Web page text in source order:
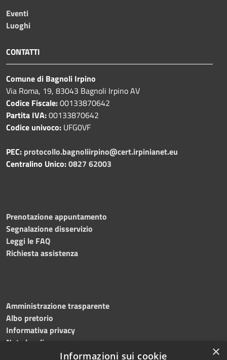
Eventi
Luoghi
CONTATTI
Comune di Bagnoli Irpino
Via Roma, 19, 83043 Bagnoli Irpino AV
Codice Fiscale:00133870642
Partita IVA:00133870642
Codice univoco: UFG0VF
PEC: protocollo.bagnoliirpino@cert.irpinianet.eu
Centralino Unico:0827 62003
Prenotazione appuntamento
Segnalazione disservizio
Leggi le FAQ
Richiesta assistenza
Amministrazione trasparente
Albo pretorio
Informativa privacy
Note legali
Dichiarazione di accessibilità
×
Informazioni sui cookie